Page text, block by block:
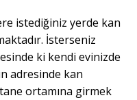
istediğiniz yerde kan
İsterseniz
ki kendi evinizde
adresinde kan
ortamına girmek